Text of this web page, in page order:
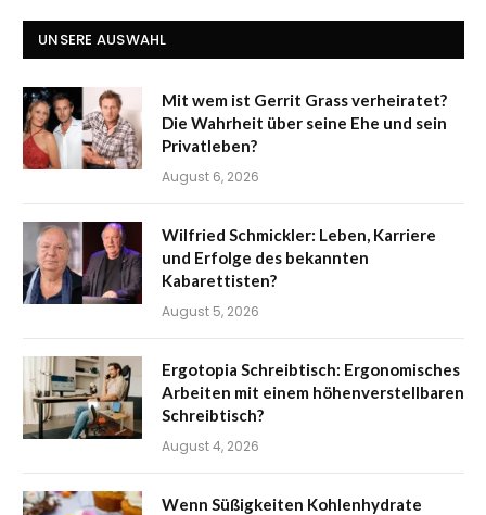
UNSERE AUSWAHL
Mit wem ist Gerrit Grass verheiratet?
Die Wahrheit über seine Ehe und sein
Privatleben?
August 6, 2026
Wilfried Schmickler: Leben, Karriere
und Erfolge des bekannten
Kabarettisten?
August 5, 2026
Ergotopia Schreibtisch: Ergonomisches
Arbeiten mit einem höhenverstellbaren
Schreibtisch?
August 4, 2026
Wenn Süßigkeiten Kohlenhydrate